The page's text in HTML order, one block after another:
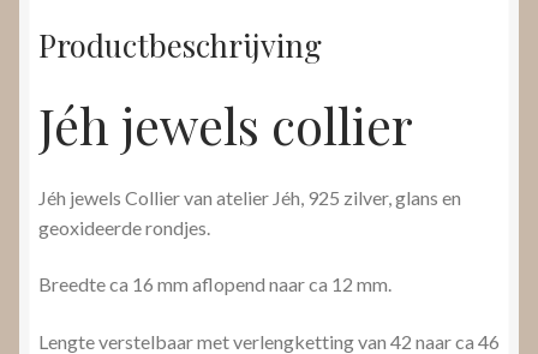
Productbeschrijving
Jéh jewels collier
Jéh jewels Collier van atelier Jéh, 925 zilver, glans en
geoxideerde rondjes.
Breedte ca 16 mm aflopend naar ca 12 mm.
Lengte verstelbaar met verlengketting van 42 naar ca 46